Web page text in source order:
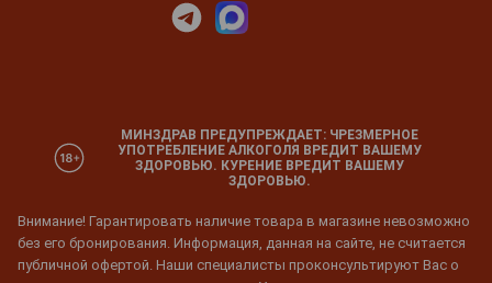
МИНЗДРАВ ПРЕДУПРЕЖДАЕТ: ЧРЕЗМЕРНОЕ
УПОТРЕБЛЕНИЕ АЛКОГОЛЯ ВРЕДИТ ВАШЕМУ
ЗДОРОВЬЮ. КУРЕНИЕ ВРЕДИТ ВАШЕМУ
ЗДОРОВЬЮ.
Внимание! Гарантировать наличие товара в магазине невозможно
без его бронирования. Информация, данная на сайте, не считается
публичной офертой. Наши специалисты проконсультируют Вас о